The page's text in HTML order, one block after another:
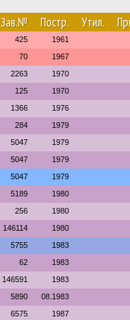
Зав.№ Постр. Утил.
425 1961
70 1967
2263 1970
125 1970
1366 1976
284 1979
5047 1979
5047 1979
5047 1979
5189 1980
256 1980
146114 1980
5755 1983
62 1983
146591 1983
5890 08.1983
6575 1987